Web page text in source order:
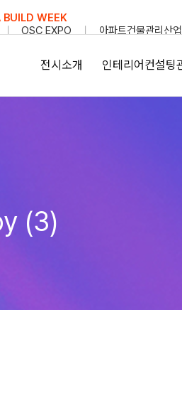
BUILD WEEK
OSC EXPO 아파트건물관리산
전시소개 인테리어컨설팅
(3)